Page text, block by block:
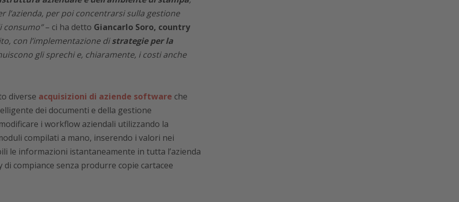
l’azienda, per poi concentrarsi sulla gestione
consumo”– ci ha detto Giancarlo Soro, country
con l’implementazione distrategie per la
gli sprechi e, chiaramente, i costi anche
diverse acquisizioni di aziende software che
dei documenti e della gestione
i workflow aziendali utilizzando la
compilati a mano, inserendo i valori nei
le informazioni istantaneamente in tutta l’azienda
compiance senza produrre copie cartacee